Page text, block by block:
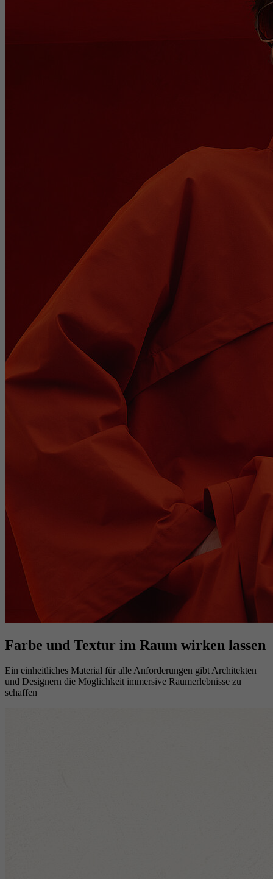
Farbe und Textur im Raum wirken lassen
Ein einheitliches Material für alle Anforderungen gibt Architekten
und Designern die Möglichkeit immersive Raumerlebnisse zu
schaffen